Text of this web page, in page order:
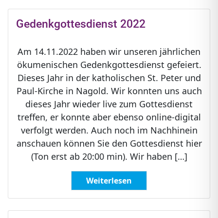
Gedenkgottesdienst 2022
Am 14.11.2022 haben wir unseren jährlichen
ökumenischen Gedenkgottesdienst gefeiert.
Dieses Jahr in der katholischen St. Peter und
Paul-Kirche in Nagold. Wir konnten uns auch
dieses Jahr wieder live zum Gottesdienst
treffen, er konnte aber ebenso online-digital
verfolgt werden. Auch noch im Nachhinein
anschauen können Sie den Gottesdienst hier
(Ton erst ab 20:00 min). Wir haben […]
Weiterlesen